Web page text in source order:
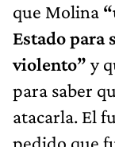
que Molina
Estado para
violento” y
para saber
atacarla. El